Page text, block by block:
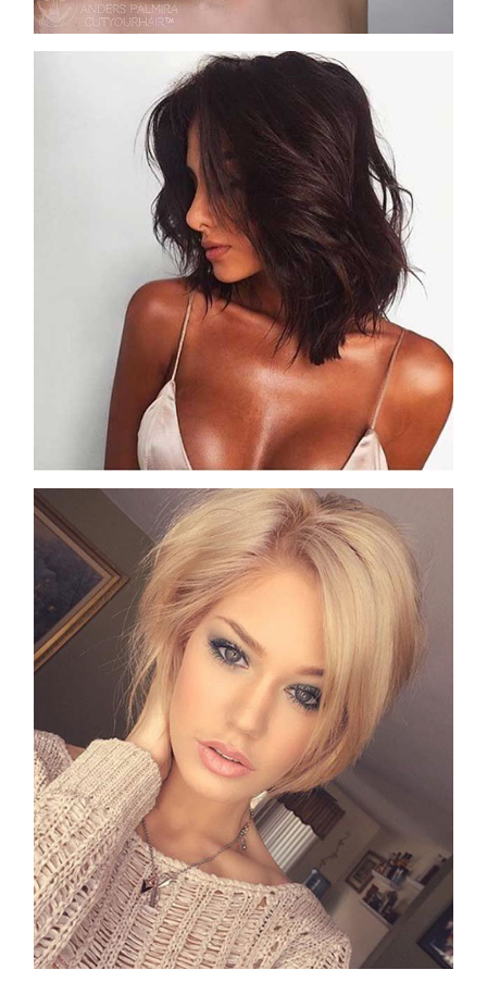
COSMOPROF WORLDWIDE BOLOGNA
Cosmprof Worldwide Bologna
presenta THE BEAUTY &
WELLNESS CONGRESS 2022: I
Dyson presenta la nuova collezione
pervinca e rosé per Natale
COTRIL
Continua la carrellata di look firmati
Cotril alla Festa del Cinema di Roma
TONI&GUY
A Natale regala una doppia
TONI&GUY “Feel Good Experience”!
TONI&GUY
LABEL.M lancia la sua innovativa ed
eco-sostenibile linea di prodotti
professionali
DAVINES
Davines presenta cofanetti beauty
preziosi per un regalo adatto ad
ogni capello
COSMOPROF WORLDWIDE BOLOGNA
Cosmprof Worldwide Bologna